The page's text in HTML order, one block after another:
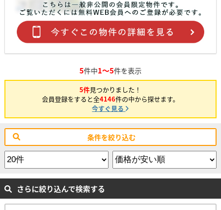
5件中1～5件を表示
5件見つかりました！
会員登録をすると全4146件の中から探せます。
今すぐ見る
条件を絞り込む
さらに絞り込んで検索する